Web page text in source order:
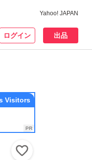
Yahoo! JAPAN
ログイン 出品
Visitors